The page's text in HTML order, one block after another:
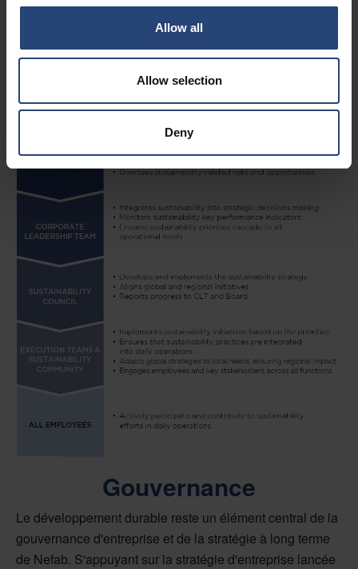
Allow all
Allow selection
Deny
Gouvernance
Le développement durable reste un élément central de la
gouvernance d'entreprise et de la stratégie à long terme
de Nefab. S'appuyant sur la stratégie d'entreprise lancée